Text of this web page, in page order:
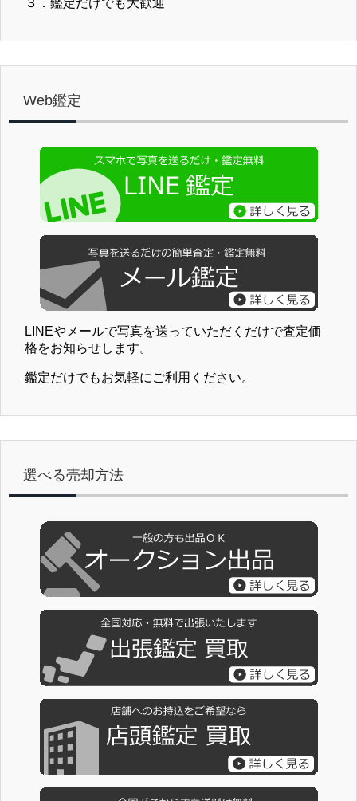
Web鑑定
LINEやメールで写真を送っていただくだけで査定価
格をお知らせします。
鑑定だけでもお気軽にご利用ください。
選べる売却方法